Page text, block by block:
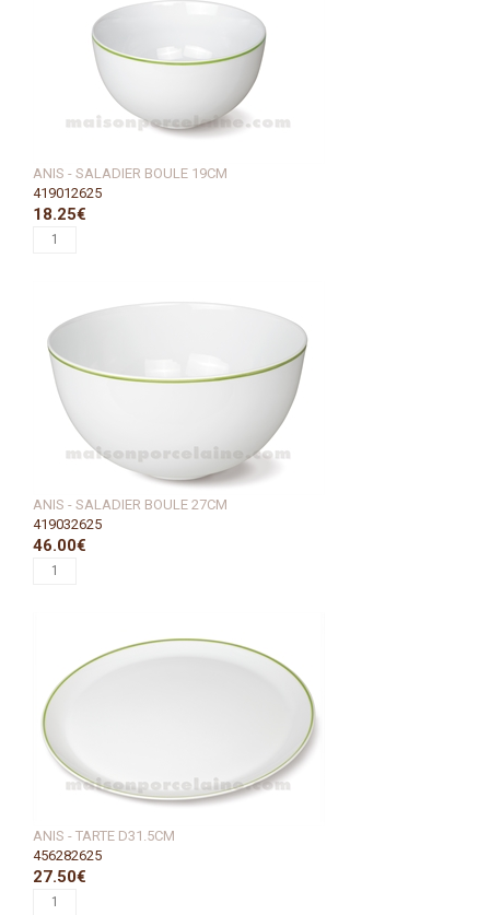
ANIS - SALADIER BOULE 19CM
419012625
18.25€
ANIS - SALADIER BOULE 27CM
419032625
46.00€
ANIS - TARTE D31.5CM
456282625
27.50€